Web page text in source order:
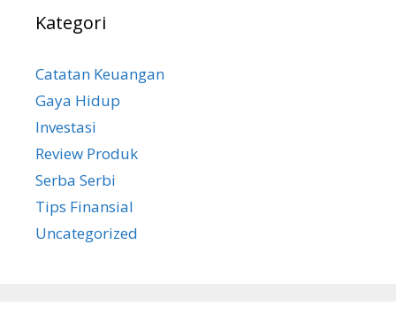
Kategori
Catatan Keuangan
Gaya Hidup
Investasi
Review Produk
Serba Serbi
Tips Finansial
Uncategorized